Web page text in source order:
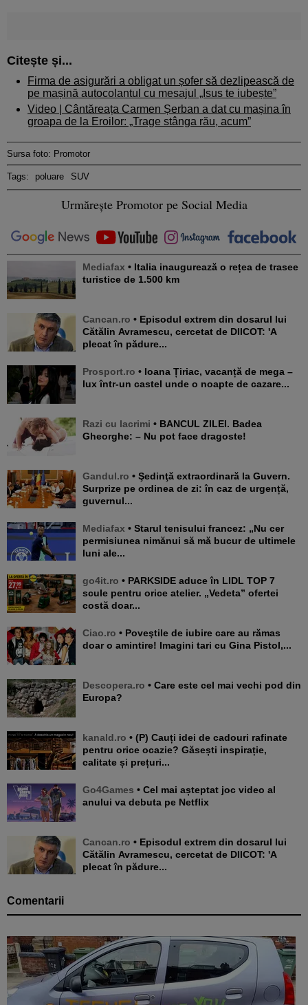
Citește și...
Firma de asigurări a obligat un șofer să dezlipească de
pe mașină autocolantul cu mesajul „Isus te iubește”
Video | Cântăreața Carmen Șerban a dat cu mașina în
groapa de la Eroilor: „Trage stânga rău, acum”
Sursa foto: Promotor
Tags: poluare SUV
Urmărește Promotor pe Social Media
Mediafax • Italia inaugurează o rețea de trasee
turistice de 1.500 km
Cancan.ro • Episodul extrem din dosarul lui
Cătălin Avramescu, cercetat de DIICOT: 'A
plecat în pădure...
Prosport.ro • Ioana Țiriac, vacanță de mega –
lux într-un castel unde o noapte de cazare...
Razi cu lacrimi • BANCUL ZILEI. Badea
Gheorghe: – Nu pot face dragoste!
Gandul.ro • Şedinţă extraordinară la Guvern.
Surprize pe ordinea de zi: în caz de urgență,
guvernul...
Mediafax • Starul tenisului francez: „Nu cer
permisiunea nimănui să mă bucur de ultimele
luni ale...
go4it.ro • PARKSIDE aduce în LIDL TOP 7
scule pentru orice atelier. „Vedeta” ofertei
costă doar...
Ciao.ro • Poveştile de iubire care au rămas
doar o amintire! Imagini tari cu Gina Pistol,...
Descopera.ro • Care este cel mai vechi pod din
Europa?
kanald.ro • (P) Cauți idei de cadouri rafinate
pentru orice ocazie? Găsești inspirație,
calitate și prețuri...
Go4Games • Cel mai așteptat joc video al
anului va debuta pe Netflix
Cancan.ro • Episodul extrem din dosarul lui
Cătălin Avramescu, cercetat de DIICOT: 'A
plecat în pădure...
Comentarii